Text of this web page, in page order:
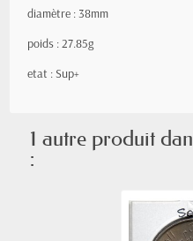
diamètre : 38mm
poids : 27.85g
etat : Sup+
1 autre produit
: